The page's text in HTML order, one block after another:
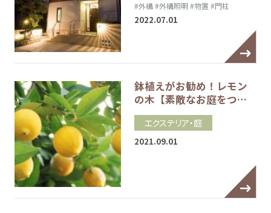
#外構#外構照明 #物置 #門柱
2022.07.01
鉢植えがお勧め！レモン
の木【素敵なお庭をつ…
エクステリア・庭
2021.09.01